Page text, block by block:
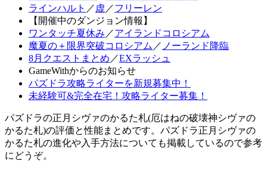
ラインハルト ／ 虚 ／フリーレン
【開催中のダンジョン情報】
ワンタッチ夏休み ／アイランドコロシアム
魔夏の＋限界突破コロシアム ／ ノーランド降臨
8月クエストまとめ ／EXラッシュ
GameWithからのお知らせ
パズドラ攻略ライターを新規募集中！
未経験可&完全在宅！攻略ライター募集！
パズドラの正月シヴァのかるた札(厄はねの破壊神シヴァの
かるた札)の評価と性能まとめです。パズドラ正月シヴァの
かるた札の進化や入手方法についても掲載しているので参考
にどうぞ。